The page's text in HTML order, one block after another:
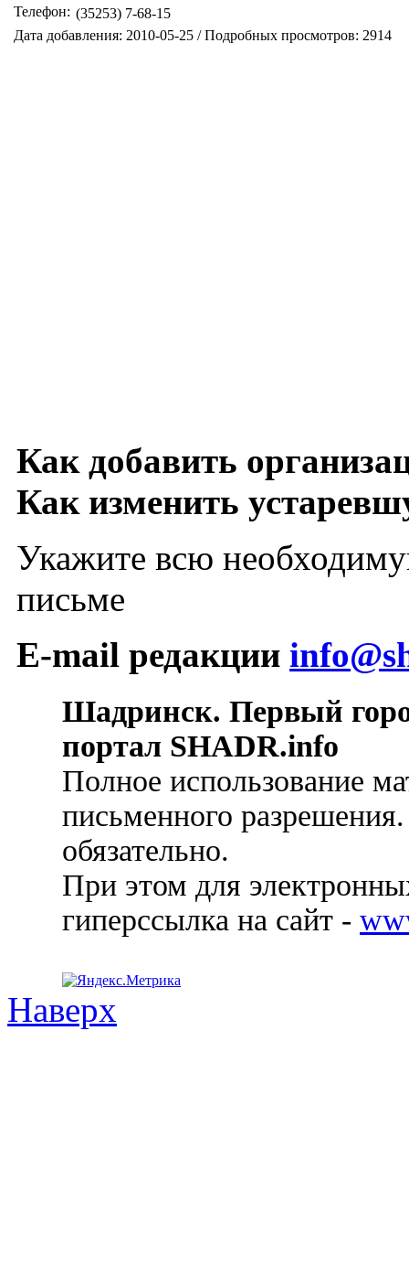
Телефон: (35253) 7-68-15
Дата добавления: 2010-05-25 / Подробных просмотров: 2914
Как добавить
Как изменить
Укажите всю
письме
E-mail редакции
Шадринск. Первый
портал SHADR.info
Полное использование
письменного
обязательно.
При этом для
гиперссылка на сайт -
Наверх